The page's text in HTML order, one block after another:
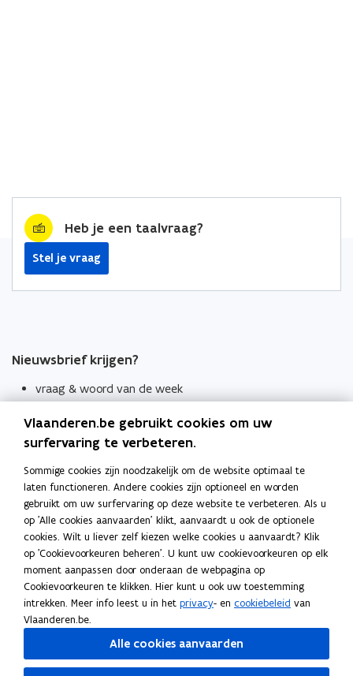
Heb je een taalvraag?
Stel je vraag
Nieuwsbrief krijgen?
vraag & woord van de week
Schrijf je in
Thema's
Taaladviezen
Spellingregels
Tips voor duidelijke taal
Bekijk ook
Spellingtests
Boek- en webwijzer
Vlaanderen.be gebruikt cookies om uw
surfervaring te verbeteren.
Sommige cookies zijn noodzakelijk om de website optimaal te
laten functioneren. Andere cookies zijn optioneel en worden
gebruikt om uw surfervaring op deze website te verbeteren. Als u
op 'Alle cookies aanvaarden' klikt, aanvaardt u ook de optionele
cookies. Wilt u liever zelf kiezen welke cookies u aanvaardt? Klik
op 'Cookievoorkeuren beheren'. U kunt uw cookievoorkeuren op elk
moment aanpassen door onderaan de webpagina op
Cookievoorkeuren te klikken. Hier kunt u ook uw toestemming
intrekken. Meer info leest u in het privacy- en cookiebeleid van
Vlaanderen.be.
Alle cookies aanvaarden